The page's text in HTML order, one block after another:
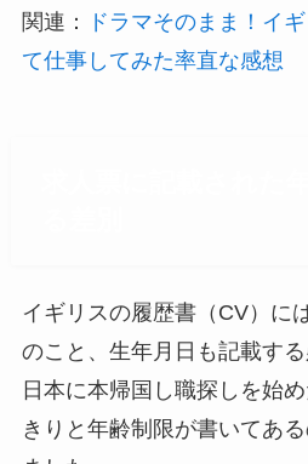
関連：
ドラマそのまま！イ
て仕事してみた率直な感想
イギリスの履歴書（CV）に
のこと、生年月日も記載する
日本に本帰国し職探しを始
きりと年齢制限が書いてあ